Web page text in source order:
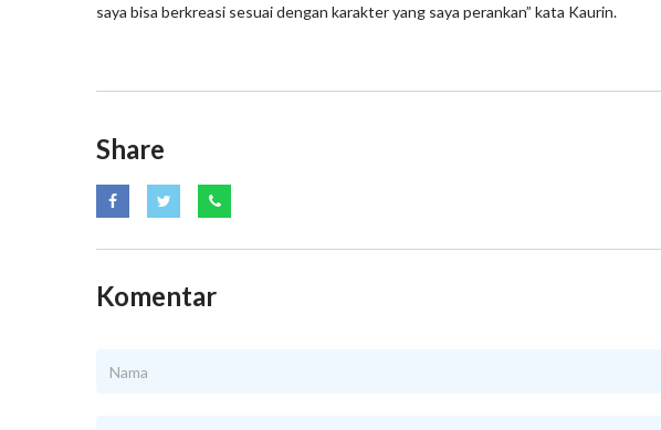
saya bisa berkreasi sesuai dengan karakter yang saya perankan” kata Kaurin.
Share
Komentar